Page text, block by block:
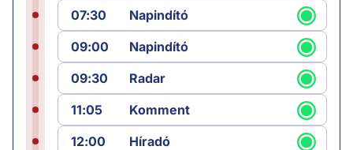
07:30
Napindító
09:00
Napindító
09:30
Radar
11:05
Komment
12:00
Híradó